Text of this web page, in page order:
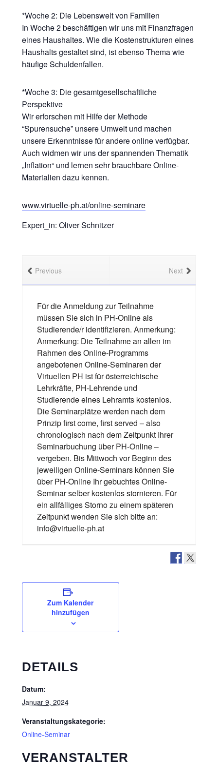
*Woche 2: Die Lebenswelt von Familien
In Woche 2 beschäftigen wir uns mit Finanzfragen
eines Haushaltes. Wie die Kostenstrukturen eines
Haushalts gestaltet sind, ist ebenso Thema wie
häufige Schuldenfallen.
*Woche 3: Die gesamtgesellschaftliche
Perspektive
Wir erforschen mit Hilfe der Methode
“Spurensuche” unsere Umwelt und machen
unsere Erkenntnisse für andere online verfügbar.
Auch widmen wir uns der spannenden Thematik
„Inflation“ und lernen sehr brauchbare Online-
Materialien dazu kennen.
www.virtuelle-ph.at/online-seminare
Expert_in: Oliver Schnitzer
Next
Previous
Für die Anmeldung zur Teilnahme
müssen Sie sich in PH-Online als
Studierende/r identifizieren. Anmerkung:
Anmerkung: Die Teilnahme an allen im
Rahmen des Online-Programms
angebotenen Online-Seminaren der
Virtuellen PH ist für österreichische
Lehrkräfte, PH-Lehrende und
Studierende eines Lehramts kostenlos.
Die Seminarplätze werden nach dem
Prinzip first come, first served – also
chronologisch nach dem Zeitpunkt Ihrer
Seminarbuchung über PH-Online –
vergeben. Bis Mittwoch vor Beginn des
jeweiligen Online-Seminars können Sie
über PH-Online Ihr gebuchtes Online-
Seminar selber kostenlos stornieren. Für
ein allfälliges Storno zu einem späteren
Zeitpunkt wenden Sie sich bitte an:
info@virtuelle-ph.at
Zum Kalender
hinzufügen
DETAILS
Datum:
Januar 9, 2024
Veranstaltungskategorie:
Online-Seminar
VERANSTALTER